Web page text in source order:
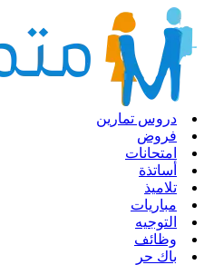
دروس تمارين
فروض
امتحانات
أساتذة
تلاميذ
مباريات
التوجيه
وظائف
باك حر